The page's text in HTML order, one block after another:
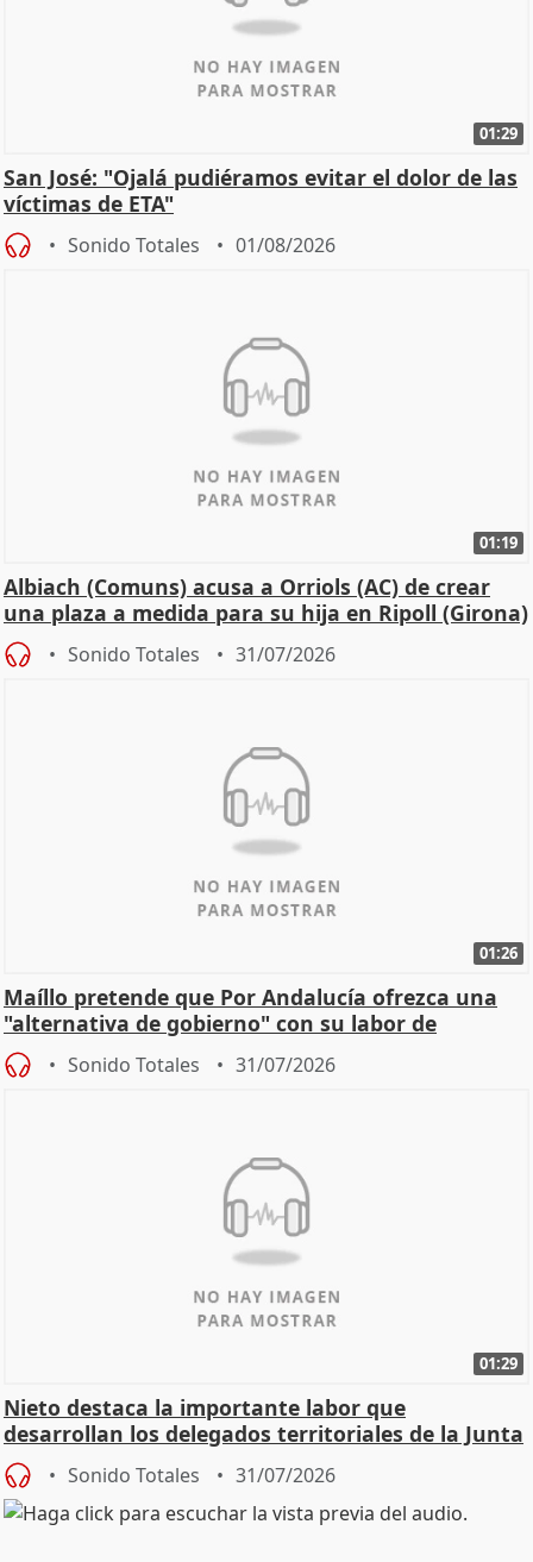
01:29
San José: "Ojalá pudiéramos evitar el dolor de las
víctimas de ETA"
Sonido Totales 01/08/2026
01:19
Albiach (Comuns) acusa a Orriols (AC) de crear
una plaza a medida para su hija en Ripoll (Girona)
Sonido Totales 31/07/2026
01:26
Maíllo pretende que Por Andalucía ofrezca una
"alternativa de gobierno" con su labor de
oposición
Sonido Totales 31/07/2026
01:29
Nieto destaca la importante labor que
desarrollan los delegados territoriales de la Junta
Sonido Totales 31/07/2026